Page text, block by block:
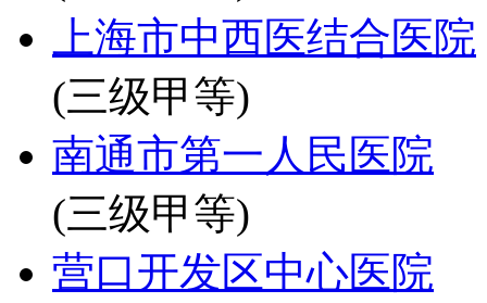
上海市中西医结合医院
(三级甲等)
南通市第一人民医院
(三级甲等)
营口开发区中心医院